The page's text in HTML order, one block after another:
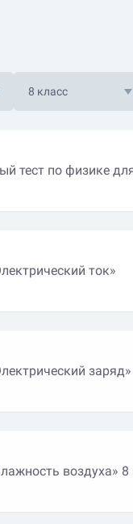
8 класс
тест по физике
ток»
заряд»
воздуха» 8